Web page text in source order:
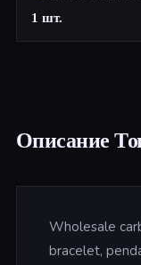
1 шт.
Описание
Wholesale
bracelet,